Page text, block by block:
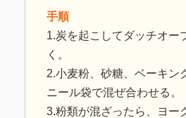
手順
1.炭を起こしてダッチオー
く。
2.小麦粉、砂糖、ベーキン
ニール袋で混ぜ合わせる。
3.粉類が混ざったら、ヨー